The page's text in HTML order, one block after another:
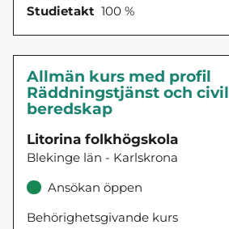
Studietakt 100 %
Allmän kurs med profil
Räddningstjänst och civil
beredskap
Litorina folkhögskola
Blekinge län - Karlskrona
Ansökan öppen
Behörighetsgivande kurs